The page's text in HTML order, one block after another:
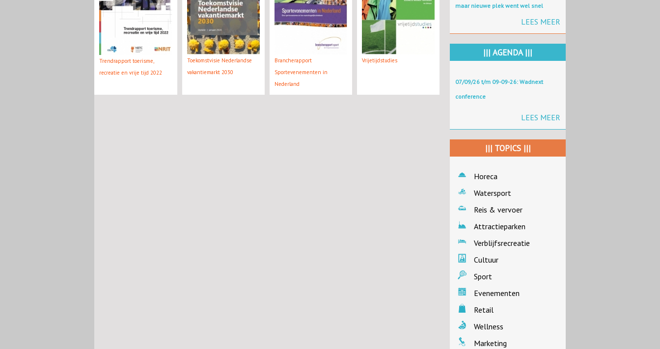
Trendrapport toerisme,
recreatie en vrije tijd 2022
Toekomstvisie Nederlandse
vakantiemarkt 2030
Brancherapport
Sportevenementen in
Nederland
Vrijetijdstudies
maar nieuwe plek went wel snel
LEES MEER
||| AGENDA |||
07/09/26 t/m 09-09-26: Wadnext
conference
LEES MEER
||| TOPICS |||
Horeca
Watersport
Reis & vervoer
Attractieparken
Verblijfsrecreatie
Cultuur
Sport
Evenementen
Retail
Wellness
Marketing